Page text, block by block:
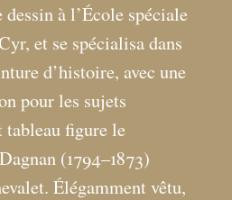
à l’École spéciale
et se spécialisa dans
d’histoire, avec une
pour les sujets
figure le
(1794–1873)
Élégamment vêtu,